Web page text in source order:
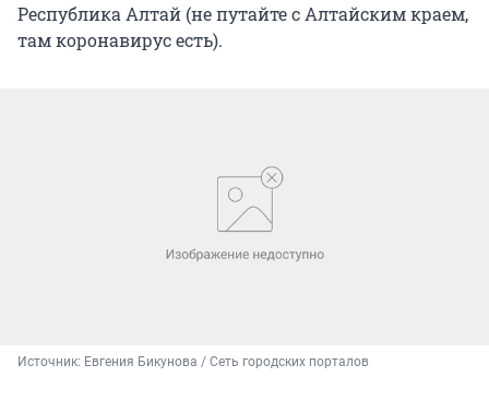
Республика Алтай (не путайте с Алтайским краем,
там коронавирус есть).
Источник: Евгения Бикунова / Сеть городских порталов